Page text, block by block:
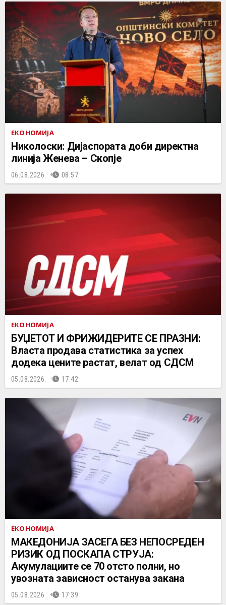
ЕКОНОМИЈА
Николоски: Дијаспората доби директна
линија Женева – Скопје
06.08.2026. 08:57
ЕКОНОМИЈА
БУЏЕТОТ И ФРИЖИДЕРИТЕ СЕ ПРАЗНИ:
Власта продава статистика за успех
додека цените растат, велат од СДСМ
05.08.2026. 17:42
ЕКОНОМИЈА
МАКЕДОНИЈА ЗАСЕГА БЕЗ НЕПОСРЕДЕН
РИЗИК ОД ПОСКАПА СТРУЈА:
Акумулациите се 70 отсто полни, но
увозната зависност останува закана
05.08.2026. 17:39